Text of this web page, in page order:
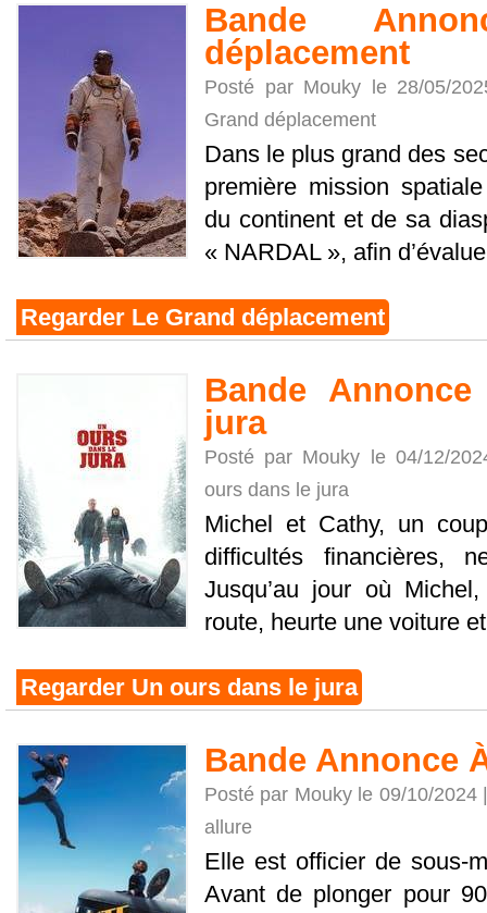
Bande
déplacement
Posté par Mouky le 28/05/
Grand déplacement
Dans le plus grand des
première mission
du continent et de sa
« NARDAL », afin
Regarder Le Grand déplacement
Bande
jura
Posté par Mouky le 04/12/
ours dans le jura
Michel et Cathy, un
difficultés financières,
Jusqu’au jour où
route, heurte une voiture
Regarder Un ours dans le jura
Bande Annonce
Posté par Mouky le 09/10/2024
allure
Elle est officier de sous-
Avant de plonger pour